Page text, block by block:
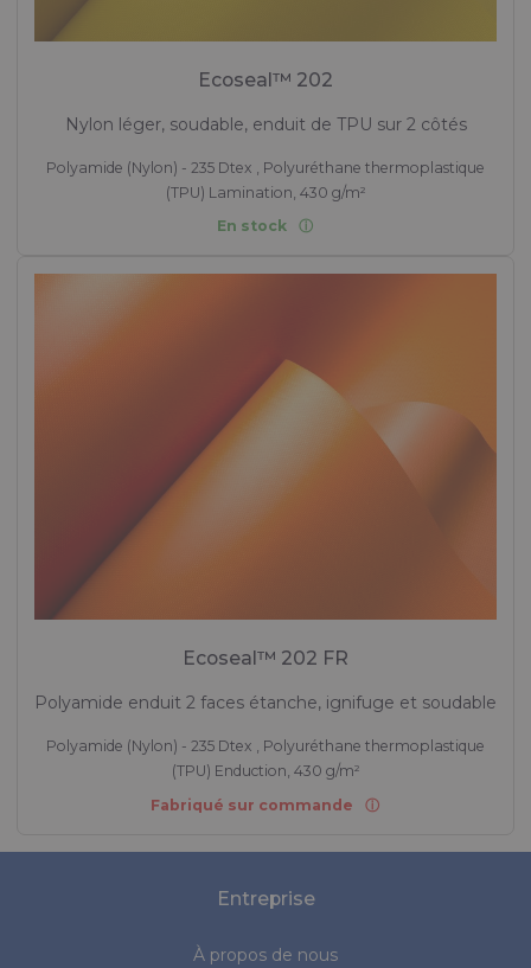
Ecoseal™ 202
Nylon léger, soudable, enduit de TPU sur 2 côtés
Polyamide (Nylon) - 235 Dtex , Polyuréthane thermoplastique
(TPU) Lamination, 430 g/m²
En stock
Ecoseal™ 202 FR
Polyamide enduit 2 faces étanche, ignifuge et soudable
Polyamide (Nylon) - 235 Dtex , Polyuréthane thermoplastique
(TPU) Enduction, 430 g/m²
Fabriqué sur commande
Entreprise
À propos de nous